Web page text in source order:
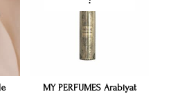
MY PERFUMES Arabiyat